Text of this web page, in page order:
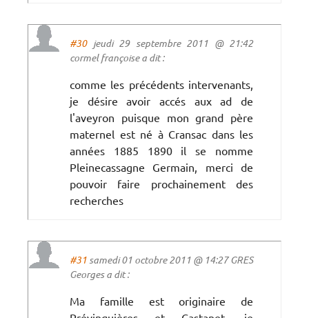
#30jeudi 29 septembre 2011 @ 21:42
cormel françoise a dit :
comme les précédents intervenants,
je désire avoir accés aux ad de
l'aveyron puisque mon grand père
maternel est né à Cransac dans les
années 1885 1890 il se nomme
Pleinecassagne Germain, merci de
pouvoir faire prochainement des
recherches
#31 samedi 01 octobre 2011 @ 14:27 GRES
Georges a dit :
Ma famille est originaire de